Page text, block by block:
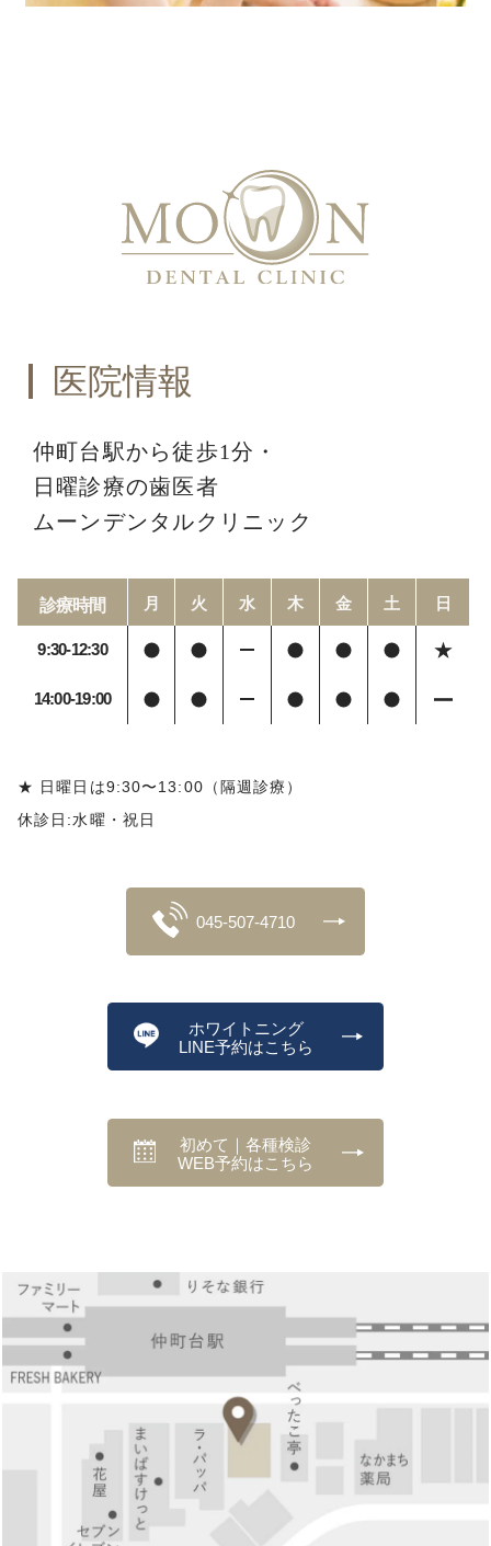
医院情報
仲町台駅から徒歩1分・
日曜診療の歯医者
ムーンデンタルクリニック
診療時間 月 火 水 木 金 土 日
9:30-12:30
14:00-19:00
★ 日曜日は9:30〜13:00（隔週診療）
休診日:水曜・祝日
045-507-4710
ホワイトニング
LINE予約はこちら
初めて｜各種検診
WEB予約はこちら